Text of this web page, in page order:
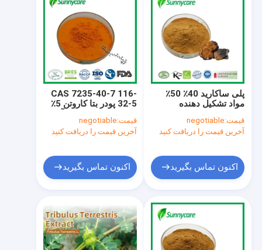
CAS 7235-40-7 116-
32-5 پودر بتا کاروتن 5٪
قیمت:negotiable
آخرین قیمت را دریافت کنید
اکنون تماس بگیرید
پلی ساکارید 40٪ 50٪
مواد تشکیل دهنده
چگا طبیعی
قیمت:negotiable
آخرین قیمت را دریافت کنید
اکنون تماس بگیرید